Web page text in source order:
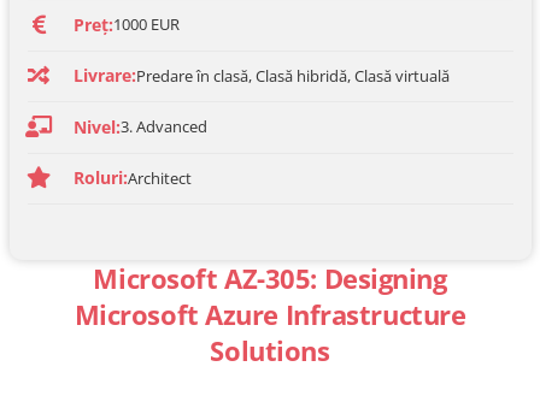
Microsoft AZ-305: Designing
Microsoft Azure Infrastructure
Solutions
Preț:1000 EUR
Livrare:Predare în clasă, Clasă hibridă, Clasă virtuală
Nivel:3. Advanced
Roluri:Architect